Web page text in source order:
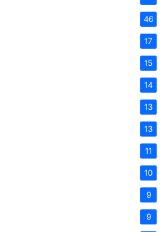
46
17
15
14
13
13
11
10
9
9